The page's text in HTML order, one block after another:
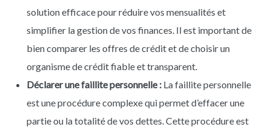
solution efficace pour réduire vos mensualités et
simplifier la gestion de vos finances. Il est important de
bien comparer les offres de crédit et de choisir un
organisme de crédit fiable et transparent.
Déclarer une faillite personnelle : La faillite personnelle
est une procédure complexe qui permet d’effacer une
partie ou la totalité de vos dettes. Cette procédure est